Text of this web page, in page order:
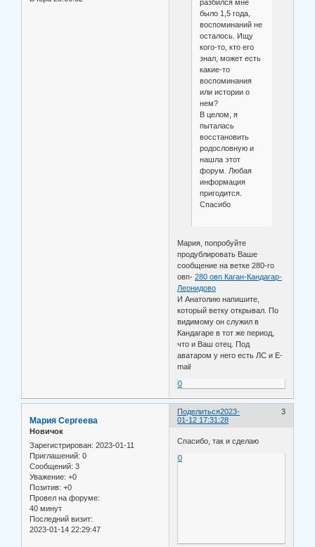
разбился мне
было 1,5 года,
воспоминаний не
осталось. Ищу
кого-то, кто его
знал, может есть
какие-то
воспоминания
или истории о
нем?
В целом, я
пыталась
восстановить
родословную и
нашла этот
форум. Любая
информация
пригодится.
Спасибо
Мария, попробуйте
продублировать Ваше
сообщение на ветке 280-го
овп-280 овп Каган-Кандагар-
Леонидово
И Анатолию напишите,
который ветку открывал. По
видимому он служил в
Кандагаре в тот же период,
что и Ваш отец. Под
аватаром у него есть ЛС и E-
mail
0
Поделиться 3
2023-
01-12 17:31:28
Мария Сергеева
Новичок
Зарегистрирован: 2023-01-11
Приглашений: 0
Сообщений: 3
Уважение: +0
Позитив: +0
Провел на форуме:
40 минут
Последний визит:
2023-01-14 22:29:47
Спасибо, так и сделаю
0